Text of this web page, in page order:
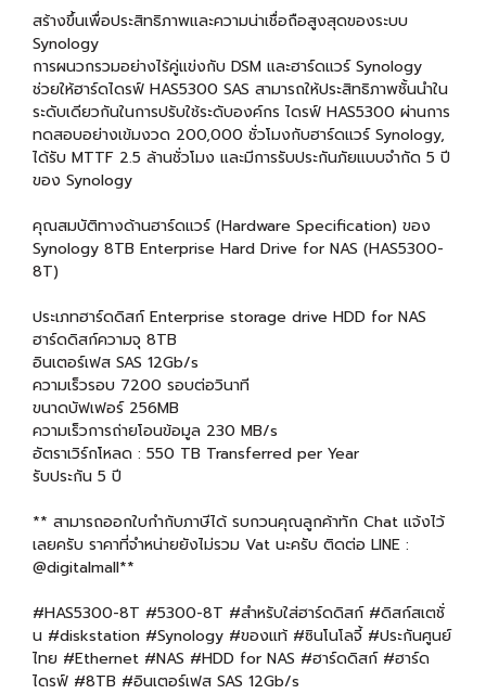
สร้างขึ้นเพื่อประสิทธิภาพและความน่าเชื่อถือสูงสุดของระบบ
Synology
การผนวกรวมอย่างไร้คู่แข่งกับ DSM และฮาร์ดแวร์ Synology
ช่วยให้ฮาร์ดไดรฟ์ HAS5300 SAS สามารถให้ประสิทธิภาพชั้นนำใน
ระดับเดียวกันในการปรับใช้ระดับองค์กร ไดรฟ์ HAS5300 ผ่านการ
ทดสอบอย่างเข้มงวด 200,000 ชั่วโมงกับฮาร์ดแวร์ Synology,
ได้รับ MTTF 2.5 ล้านชั่วโมง และมีการรับประกันภัยแบบจำกัด 5 ปี
ของ Synology
คุณสมบัติทางด้านฮาร์ดแวร์ (Hardware Specification) ของ
Synology 8TB Enterprise Hard Drive for NAS (HAS5300-
8T)
ประเภทฮาร์ดดิสก์ Enterprise storage drive HDD for NAS
ฮาร์ดดิสก์ความจุ 8TB
อินเตอร์เฟส SAS 12Gb/s
ความเร็วรอบ 7200 รอบต่อวินาที
ขนาดบัฟเฟอร์ 256MB
ความเร็วการถ่ายโอนข้อมูล 230 MB/s
อัตราเวิร์กโหลด : 550 TB Transferred per Year
รับประกัน 5 ปี
** สามารถออกใบกำกับภาษีได้ รบกวนคุณลูกค้าทัก Chat แจ้งไว้
เลยครับ ราคาที่จำหน่ายยังไม่รวม Vat นะครับ ติดต่อ LINE :
@digitalmall**
#HAS5300-8T #5300-8T #สำหรับใส่ฮาร์ดดิสก์ #ดิสก์สเตชั่
น #diskstation #Synology #ของแท้ #ซินโนโลจี้ #ประกันศูนย์
ไทย #Ethernet #NAS #HDD for NAS #ฮาร์ดดิสก์ #ฮาร์ด
ไดรฟ์ #8TB #อินเตอร์เฟส SAS 12Gb/s